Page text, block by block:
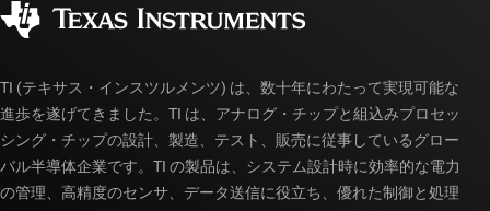
myTI アカウントの FAQ
TI (テキサス・インスツルメンツ) は、数十年にわたって実現可能な
進歩を遂げてきました。TI は、アナログ・チップと組込みプロセッ
シング・チップの設計、製造、テスト、販売に従事しているグロー
バル半導体企業です。TI の製品は、システム設計時に効率的な電力
の管理、高精度のセンサ、データ送信に役立ち、優れた制御と処理